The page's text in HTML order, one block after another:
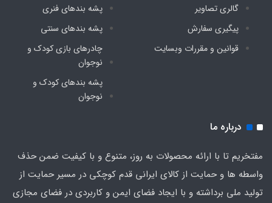
گالری تصاویر
پیگیری سفارش
قوانین و مقررات وبسایت
پشه‌ بندهای فنری
پشه‌ بندهای سنتی
چادرهای بازی کودک و
نوجوان
پشه‌ بندهای کودک و
نوجوان
درباره ما
مفتخریم تا با ارائه محصولات به روز، متنوع و با کیفیت ضمن حذف
واسطه ها و حمایت از کالای ایرانی قدم کوچکی در مسیر حمایت از
تولید ملی برداشته و با ایجاد فضای ایمن و کاربردی در فضای مجازی